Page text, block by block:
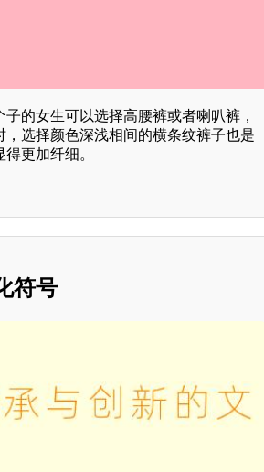
的女生可以选择高腰裤或者喇叭裤，
选择颜色深浅相间的横条纹裤子也是
更加纤细。
符号